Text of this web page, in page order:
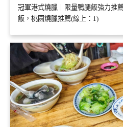
冠軍港式燒臘｜限量鴨腿飯強力推
飯，桃園燒臘推薦(線上：1)